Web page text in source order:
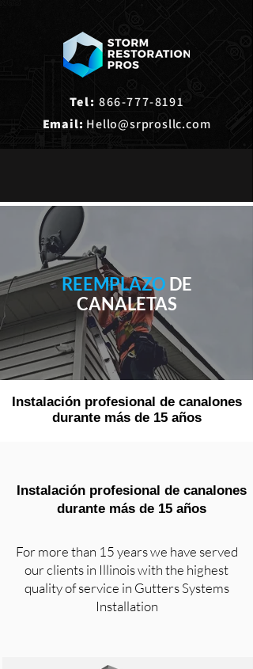
Tel: 866-777-8191
Email: Hello@srprosllc.com
REEMPLAZO DE
CANALETAS
Instalación profesional de canalones
durante más de 15 años
Instalación profesional de canalones
durante más de 15 años
For more than 15 years we have served
our clients in Illinois with the highest
quality of service in Gutters Systems
Installation